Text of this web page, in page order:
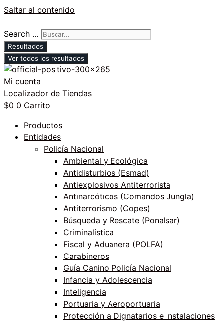
Saltar al contenido
Search ...
Resultados
Ver todos los resultados
Mi cuenta
Localizador de Tiendas
$0 0 Carrito
Productos
Entidades
Policía Nacional
Ambiental y Ecológica
Antidisturbios (Esmad)
Antiexplosivos Antiterrorista
Antinarcóticos (Comandos Jungla)
Antiterrorismo (Copes)
Búsqueda y Rescate (Ponalsar)
Criminalística
Fiscal y Aduanera (POLFA)
Carabineros
Guía Canino Policía Nacional
Infancia y Adolescencia
Inteligencia
Portuaria y Aeroportuaria
Protección a Dignatarios e Instalaciones